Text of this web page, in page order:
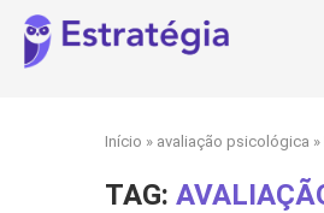
Início » avaliação psicológica »
TAG: